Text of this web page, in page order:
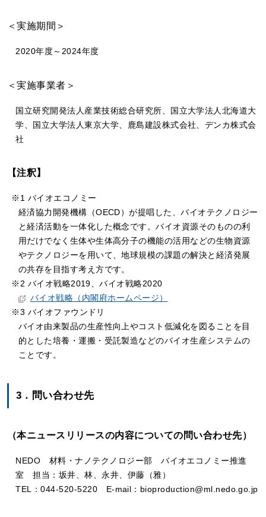
＜実施期間＞
2020年度～2024年度
＜実施事業者＞
国立研究開発法人産業技術総合研究所、国立大学法人北海道大
学、国立大学法人東京大学、鹿島建設株式会社、デンカ株式会
社
【注釈】
※1 バイオエコノミー
経済協力開発機構（OECD）が提唱した、バイオテクノロジー
と経済活動を一体化した概念です。バイオ資源そのものの利
用だけでなく生体や生体高分子の機能の活用などの生物資源
やテクノロジーを用いて、地球規模の課題の解決と経済発展
の共存を目指す考え方です。
※2 バイオ戦略2019、バイオ戦略2020
バイオ戦略（内閣府ホームページ）
※3 バイオファウンドリ
バイオ由来製品の生産性向上やコスト低減化を図ることを目
的とした培養・運搬・受託製造などのバイオ生産システムの
ことです。
3．問い合わせ先
（本ニュースリリースの内容についての問い合わせ先）
NEDO 材料・ナノテクノロジー部 バイオエコノミー推進
室 担当：坂井、林、永井、伊藤（雅）
TEL：044-520-5220­ E-mail：bioproduction@ml.nedo.go.jp